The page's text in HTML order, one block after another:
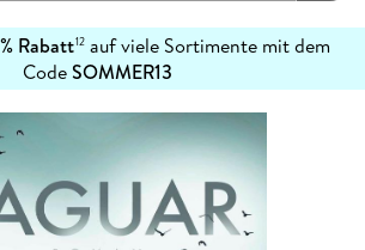
Rabatt12auf viele Sortimente mit dem
CodeSOMMER13